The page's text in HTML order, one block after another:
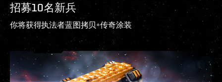
招募10名新兵
你将获得执法者蓝图拷贝+传奇涂装